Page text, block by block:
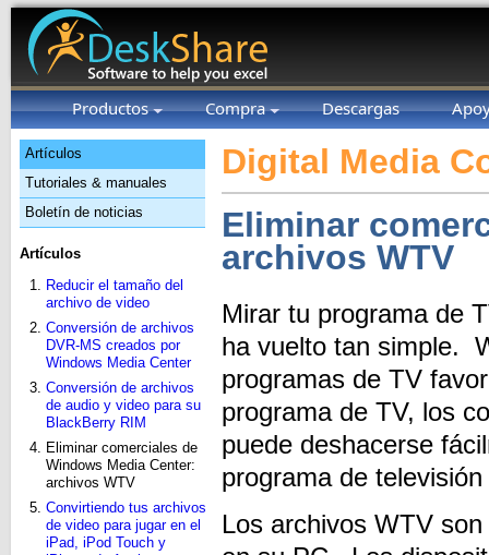
Productos Compra Descargas
Artículos
Tutoriales & manuales
Boletín de noticias
Artículos
Reducir el tamaño del
archivo de video
Conversión de archivos
DVR-MS creados por
Windows Media Center
Conversión de archivos
de audio y video para su
BlackBerry RIM
Eliminar comerciales de
Windows Media Center:
archivos WTV
Convirtiendo tus archivos
de video para jugar en el
iPad, iPod Touch y
Digital Media
Eliminar
archivos WTV
Mirar tu programa de
ha vuelto tan simple.
programas de TV
programa de TV, los
puede deshacerse
programa de
Los archivos WTV